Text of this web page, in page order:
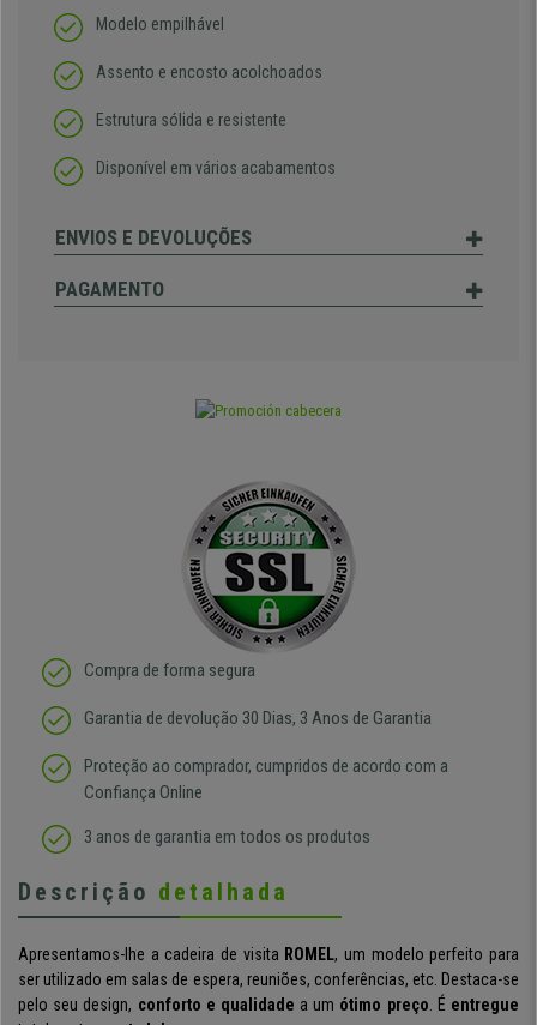
Modelo empilhável
Assento e encosto acolchoados
Estrutura sólida e resistente
Disponível em vários acabamentos
ENVIOS E DEVOLUÇÕES
PAGAMENTO
Compra de forma segura
Garantia de devolução 30 Dias, 3 Anos de Garantia
Proteção ao comprador, cumpridos de acordo com a
Confiança Online
3 anos de garantia em todos os produtos
Descrição detalhada
Apresentamos-lhe a cadeira de visita ROMEL, um modelo perfeito para
ser utilizado em salas de espera, reuniões, conferências, etc. Destaca-se
pelo seu design, conforto e qualidade a um ótimo preço . É entregue